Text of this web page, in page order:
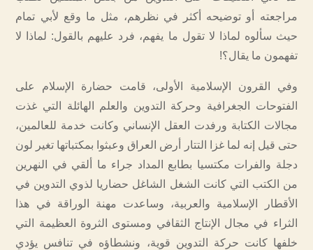
مراجعته أو توضيحه أكثر في نظرهم، مثل ما وقع لأبي تمام
حيث سألوه لماذا لا تقول ما يفهم، فرد عليهم بالقول: لماذا لا
تفهمون ما يقال؟!
وفي القرون الإسلامية الأولى، قامت حضارة الإسلام على
الفتوحات الجغرافية وحركة التدوين والعلم الهائلة التي غذت
مجالات الكتابة ورفدت العقل الإنساني وكانت خدمة للعالمين،
حتى قيل إنه لما غزا التتار أرض العراق وعبثوا بمكتباتها تغير لون
دجلة والفرات مكتسيا بطابع المداد جراء ما ألقي في النهرين
من الكتب التي كانت الشغل الشاغل حضاريا لذوي التدوين في
الأقطار الإسلامية والعربية، وساعدت مهنة الوراقة في هذا
الثراء في مجال الإنتاج الثقافي ومستوى الثروة العظيمة التي
خلفها كانت حركة التدوين قوية، ونشطاؤه في تنافس يؤدي